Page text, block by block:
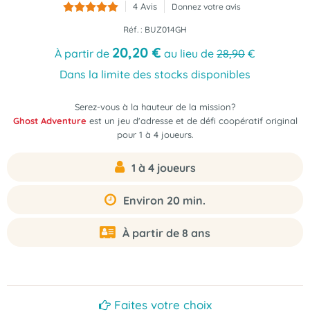
4 Avis Donnez votre avis
Réf. : BUZ014GH
À partir de 20,20 € au lieu de 28,90 €
Dans la limite des stocks disponibles
Serez-vous à la hauteur de la mission?
Ghost Adventure est un jeu d'adresse et de défi coopératif original
pour 1 à 4 joueurs.
1 à 4 joueurs
Environ 20 min.
À partir de 8 ans
Faites votre choix